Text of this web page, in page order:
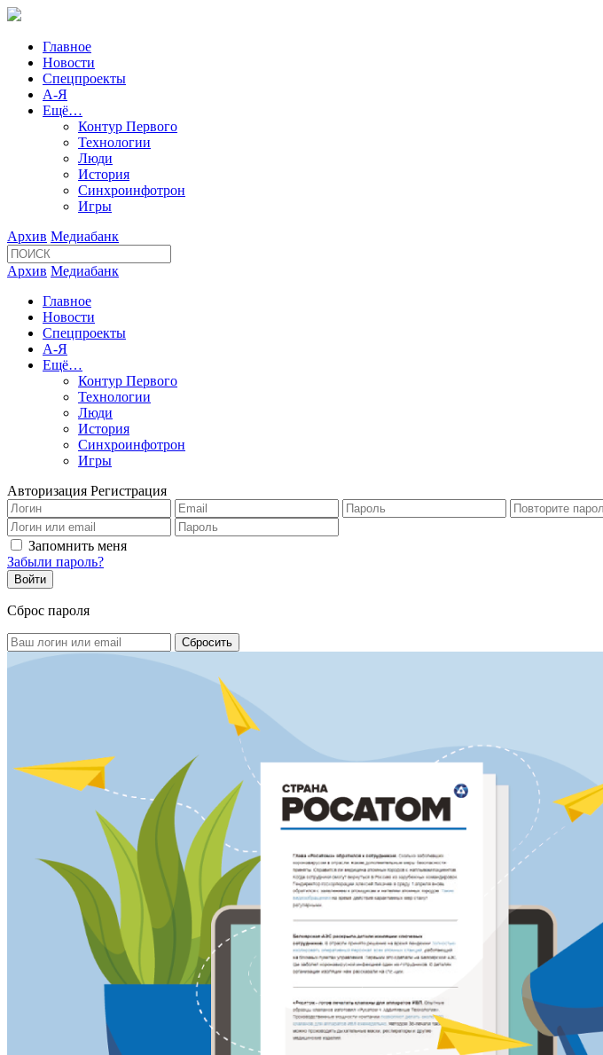
Главное
Новости
Спецпроекты
А-Я
Ещё…
Контур Первого
Технологии
Люди
История
Синхроинфотрон
Игры
Архив Медиабанк
Архив Медиабанк
Главное
Новости
Спецпроекты
А-Я
Ещё…
Контур Первого
Технологии
Люди
История
Синхроинфотрон
Игры
Авторизация Регистрация
Запомнить меня
Забыли пароль?
Сброс пароля